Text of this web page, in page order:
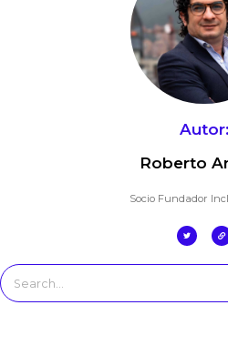
Autor:
Roberto
Socio Fundador